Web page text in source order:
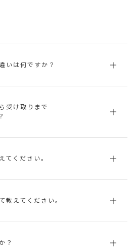
いは何ですか？
受け取りまで
てください。
教えてください。
？